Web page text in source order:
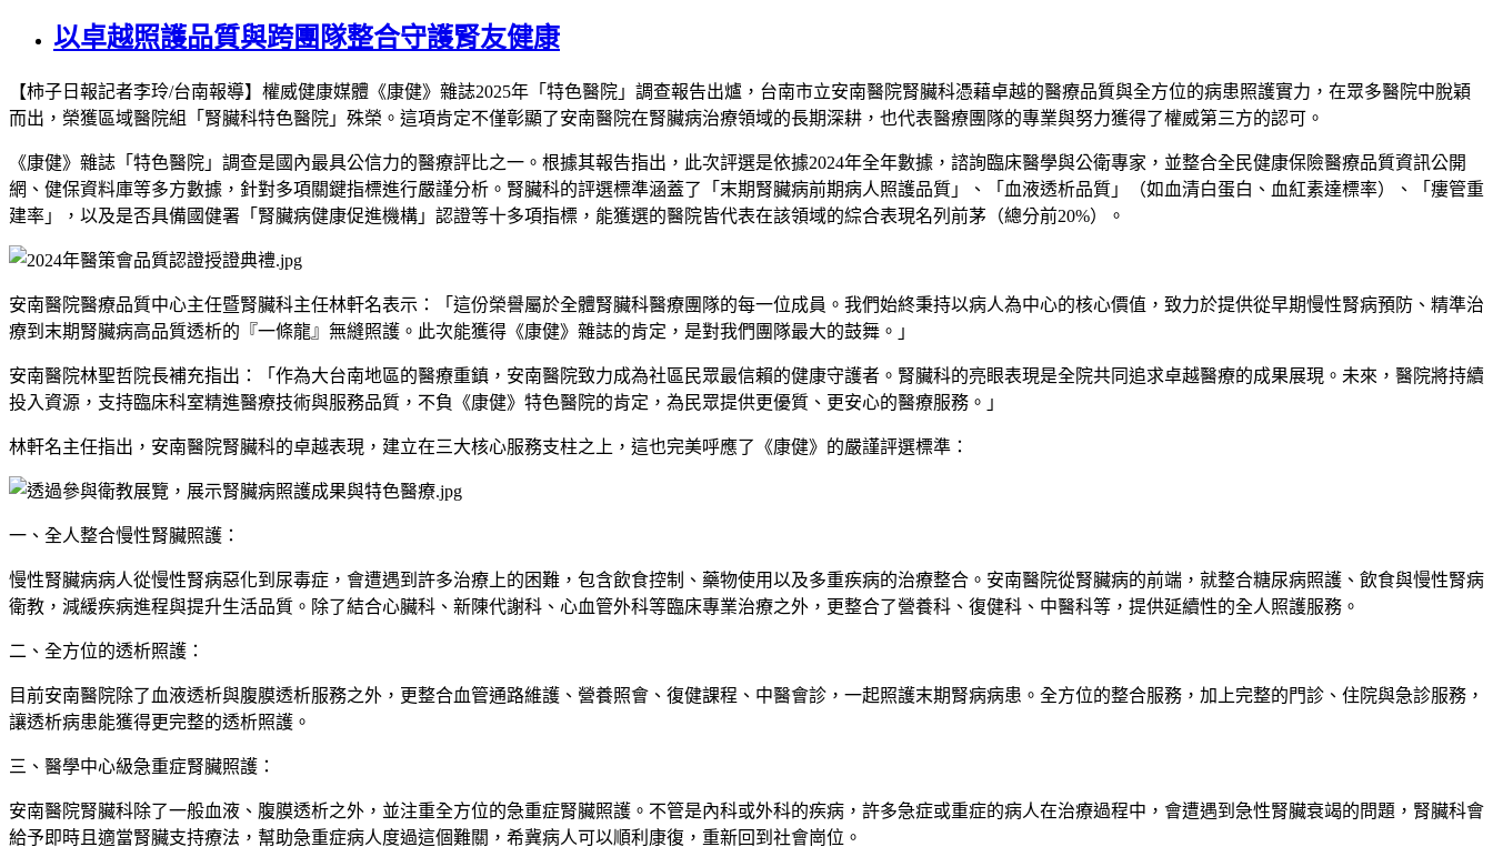
以卓越照護品質與跨團隊整合守護腎友健康
【柿子日報記者李玲/台南報導】權威健康媒體《康健》雜誌2025年「特色醫院」調查報告出爐，台南市立安南醫院腎臟科憑藉卓越的醫療品質與全方位的病患照護實力，在眾多醫院中脫穎
而出，榮獲區域醫院組「腎臟科特色醫院」殊榮。這項肯定不僅彰顯了安南醫院在腎臟病治療領域的長期深耕，也代表醫療團隊的專業與努力獲得了權威第三方的認可。
《康健》雜誌「特色醫院」調查是國內最具公信力的醫療評比之一。根據其報告指出，此次評選是依據2024年全年數據，諮詢臨床醫學與公衛專家，並整合全民健康保險醫療品質資訊公開
網、健保資料庫等多方數據，針對多項關鍵指標進行嚴謹分析。腎臟科的評選標準涵蓋了「末期腎臟病前期病人照護品質」、「血液透析品質」（如血清白蛋白、血紅素達標率）、「瘻管重
建率」，以及是否具備國健署「腎臟病健康促進機構」認證等十多項指標，能獲選的醫院皆代表在該領域的綜合表現名列前茅（總分前20%）。
安南醫院醫療品質中心主任暨腎臟科主任林軒名表示：「這份榮譽屬於全體腎臟科醫療團隊的每一位成員。我們始終秉持以病人為中心的核心價值，致力於提供從早期慢性腎病預防、精準治
療到末期腎臟病高品質透析的『一條龍』無縫照護。此次能獲得《康健》雜誌的肯定，是對我們團隊最大的鼓舞。」
安南醫院林聖哲院長補充指出：「作為大台南地區的醫療重鎮，安南醫院致力成為社區民眾最信賴的健康守護者。腎臟科的亮眼表現是全院共同追求卓越醫療的成果展現。未來，醫院將持續
投入資源，支持臨床科室精進醫療技術與服務品質，不負《康健》特色醫院的肯定，為民眾提供更優質、更安心的醫療服務。」
林軒名主任指出，安南醫院腎臟科的卓越表現，建立在三大核心服務支柱之上，這也完美呼應了《康健》的嚴謹評選標準：
一、全人整合慢性腎臟照護：
慢性腎臟病病人從慢性腎病惡化到尿毒症，會遭遇到許多治療上的困難，包含飲食控制、藥物使用以及多重疾病的治療整合。安南醫院從腎臟病的前端，就整合糖尿病照護、飲食與慢性腎病
衛教，減緩疾病進程與提升生活品質。除了結合心臟科、新陳代謝科、心血管外科等臨床專業治療之外，更整合了營養科、復健科、中醫科等，提供延續性的全人照護服務。
二、全方位的透析照護：
目前安南醫院除了血液透析與腹膜透析服務之外，更整合血管通路維護、營養照會、復健課程、中醫會診，一起照護末期腎病病患。全方位的整合服務，加上完整的門診、住院與急診服務，
讓透析病患能獲得更完整的透析照護。
三、醫學中心級急重症腎臟照護：
安南醫院腎臟科除了一般血液、腹膜透析之外，並注重全方位的急重症腎臟照護。不管是內科或外科的疾病，許多急症或重症的病人在治療過程中，會遭遇到急性腎臟衰竭的問題，腎臟科會
給予即時且適當腎臟支持療法，幫助急重症病人度過這個難關，希冀病人可以順利康復，重新回到社會崗位。